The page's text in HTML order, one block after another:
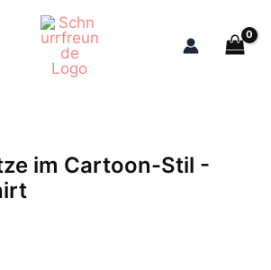
im Cartoon-Stil -